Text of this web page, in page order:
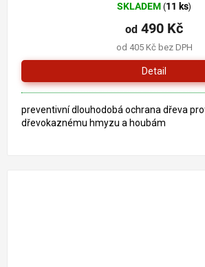
hodnocení
produktu
je
5,0
z
5
hvězdiček.
SKLADEM (11 ks)
od 405 Kč bez DPH
od 490 Kč
Detail
preventivní dlouhodobá ochrana dřeva
dřevokaznému hmyzu a houbám